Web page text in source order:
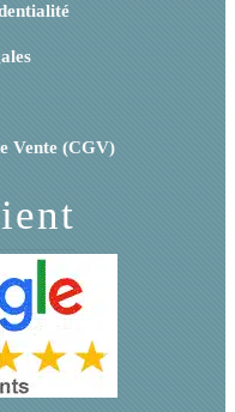
Vente (CGV)